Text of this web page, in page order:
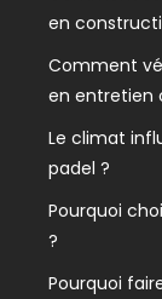
en
Comment
en entretien
Le climat
padel ?
Pourquoi
?
Pourquoi